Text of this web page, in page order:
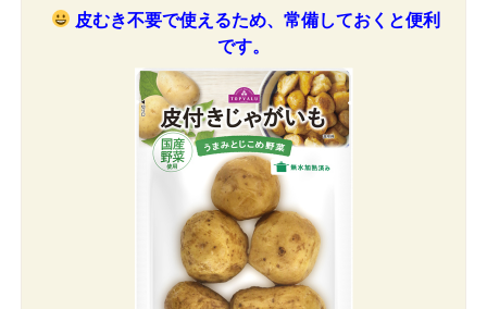
皮むき不要で使えるため、常備しておくと便利
です。